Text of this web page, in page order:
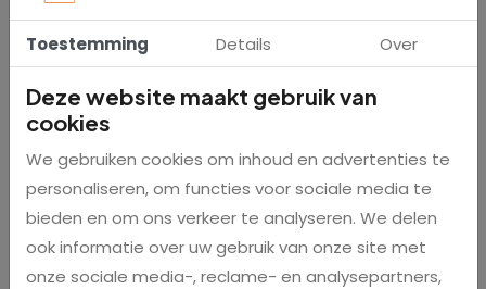
9582
EAN 8718469049844
Toestemming Details Over
Deze website maakt gebruik van
cookies
We gebruiken cookies om inhoud en advertenties te
personaliseren, om functies voor sociale media te
bieden en om ons verkeer te analyseren. We delen
ook informatie over uw gebruik van onze site met
onze sociale media-, reclame- en analysepartners,